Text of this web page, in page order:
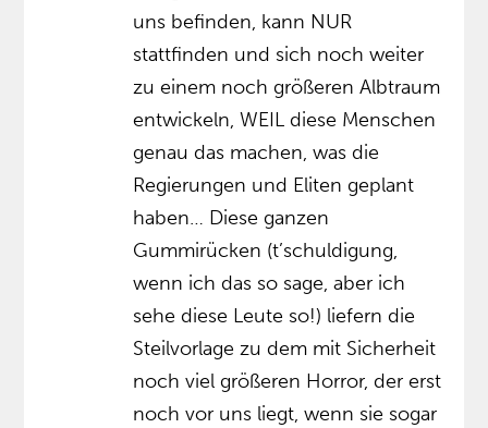
uns befinden, kann NUR
stattfinden und sich noch weiter
zu einem noch größeren Albtraum
entwickeln, WEIL diese Menschen
genau das machen, was die
Regierungen und Eliten geplant
haben… Diese ganzen
Gummirücken (t’schuldigung,
wenn ich das so sage, aber ich
sehe diese Leute so!) liefern die
Steilvorlage zu dem mit Sicherheit
noch viel größeren Horror, der erst
noch vor uns liegt, wenn sie sogar